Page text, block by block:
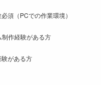
須（PCでの作業環境）
制作経験がある方
験がある方